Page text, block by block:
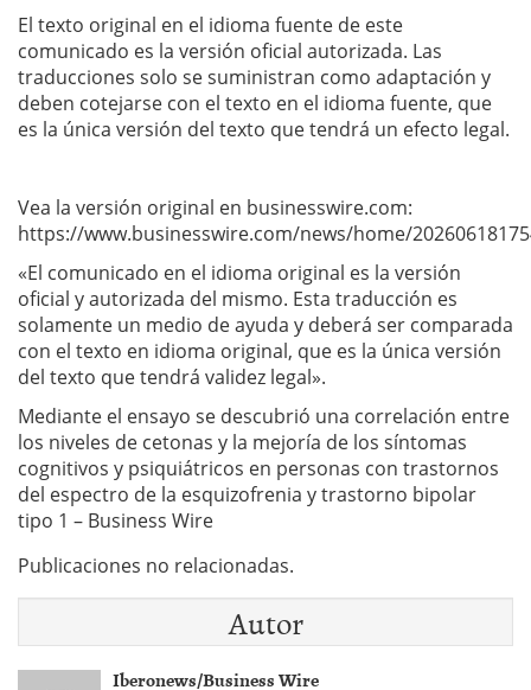
El texto original en el idioma fuente de este
comunicado es la versión oficial autorizada. Las
traducciones solo se suministran como adaptación y
deben cotejarse con el texto en el idioma fuente, que
es la única versión del texto que tendrá un efecto legal.
Vea la versión original en businesswire.com:
https://www.businesswire.com/news/home/
«El comunicado en el idioma original es la versión
oficial y autorizada del mismo. Esta traducción es
solamente un medio de ayuda y deberá ser comparada
con el texto en idioma original, que es la única versión
del texto que tendrá validez legal».
Mediante el ensayo se descubrió una correlación entre
los niveles de cetonas y la mejoría de los síntomas
cognitivos y psiquiátricos en personas con trastornos
del espectro de la esquizofrenia y trastorno bipolar
tipo 1 – Business Wire
Publicaciones no relacionadas.
Autor
Iberonews/Business Wire